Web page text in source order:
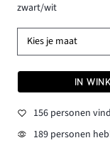
zwart/wit
Kies je maat
IN
156 personen
189 personen